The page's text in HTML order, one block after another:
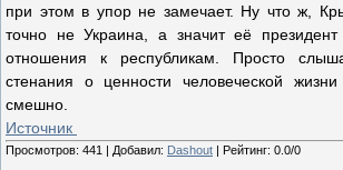
при этом в упор не замечает. Ну что ж,
точно не Украина, а значит её
отношения к республикам. Просто
стенания о ценности человеческой
смешно.
Источник
Просмотров: 441 | Добавил: Dashout | Рейтинг: 0.0/0